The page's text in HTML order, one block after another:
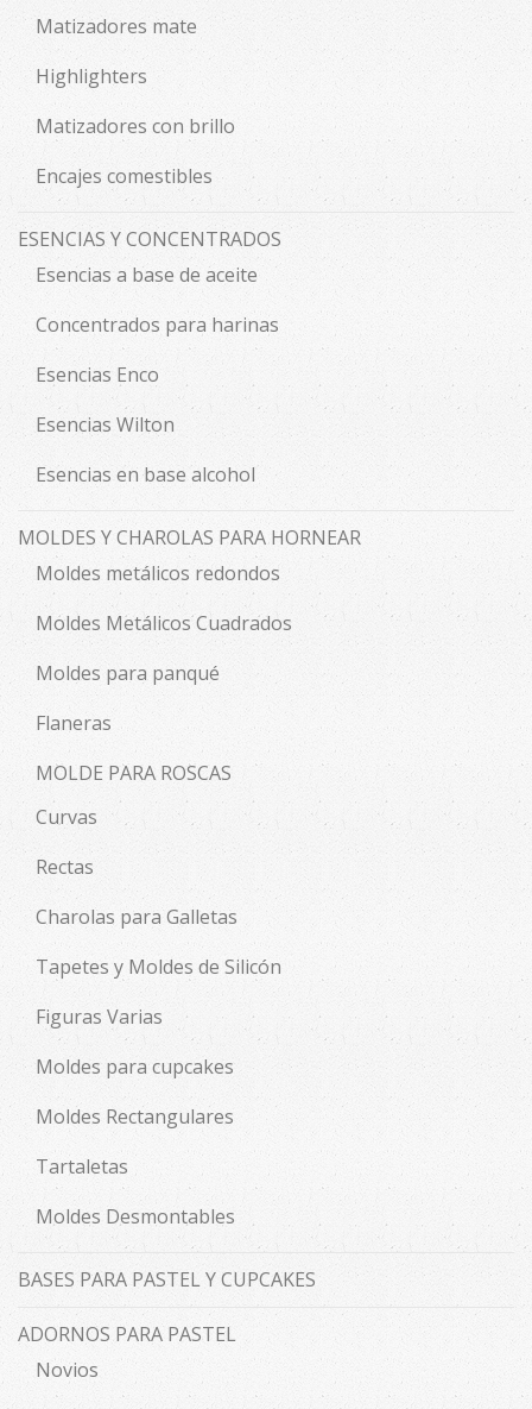
Matizadores mate
Highlighters
Matizadores con brillo
Encajes comestibles
ESENCIAS Y CONCENTRADOS
Esencias a base de aceite
Concentrados para harinas
Esencias Enco
Esencias Wilton
Esencias en base alcohol
MOLDES Y CHAROLAS PARA HORNEAR
Moldes metálicos redondos
Moldes Metálicos Cuadrados
Moldes para panqué
Flaneras
MOLDE PARA ROSCAS
Curvas
Rectas
Charolas para Galletas
Tapetes y Moldes de Silicón
Figuras Varias
Moldes para cupcakes
Moldes Rectangulares
Tartaletas
Moldes Desmontables
BASES PARA PASTEL Y CUPCAKES
ADORNOS PARA PASTEL
Novios